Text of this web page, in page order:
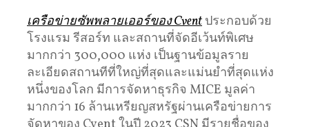
เครือข่ายซัพพลายเออร์ของ Cvent ประกอบด้วย
โรงแรม รีสอร์ท และสถานที่จัดอีเว้นท์พิเศษ
มากกว่า 300,000 แห่ง เป็นฐานข้อมูลราย
ละเอียดสถานทีที่ใหญ่ที่สุดและแม่นยำที่สุดแห่ง
หนึ่งของโลก มีการจัดหาธุรกิจ MICE มูลค่า
มากกว่า 16 ล้านเหรียญสหรัฐผ่านเครือข่ายการ